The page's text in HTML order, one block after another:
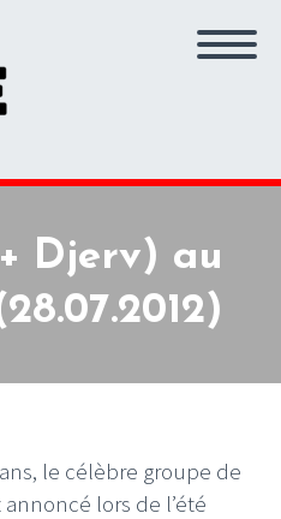
Djerv) au
le célèbre groupe de
lors de l’été